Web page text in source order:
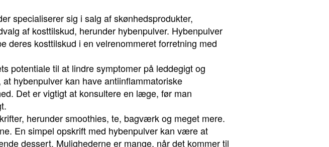
specialiserer sig i salg af skønhedsprodukter,
af kosttilskud, herunder hybenpulver. Hybenpulver
deres kosttilskud i en velrenommeret forretning med
potentiale til at lindre symptomer på leddegigt og
hybenpulver kan have antiinflammatoriske
Det er vigtigt at konsultere en læge, før man
herunder smoothies, te, bagværk og meget mere.
En simpel opskrift med hybenpulver kan være at
dessert. Mulighederne er mange, når det kommer til